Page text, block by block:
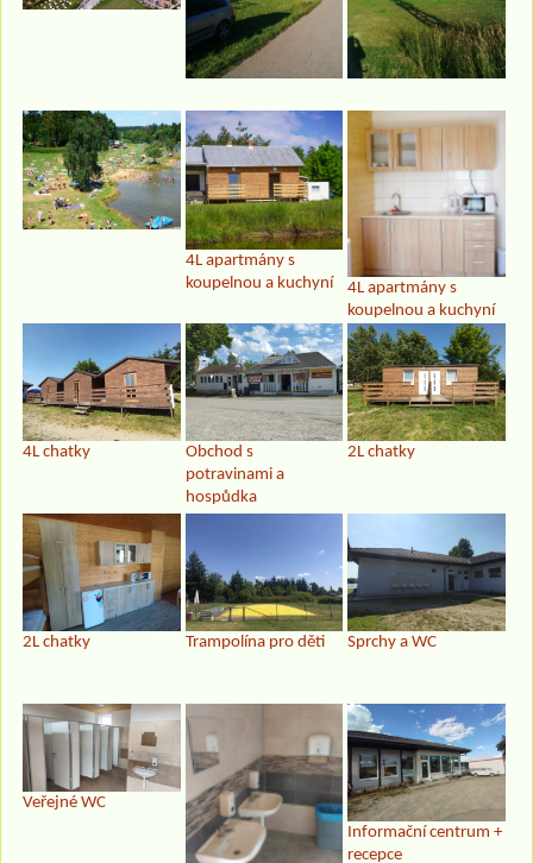
4L apartmány s
koupelnou a kuchyní
4L apartmány s
koupelnou a kuchyní
4L chatky
Obchod s
potravinami a
hospůdka
2L chatky
2L chatky Trampolína pro děti Sprchy a WC
Veřejné WC
Informační centrum +
recepce